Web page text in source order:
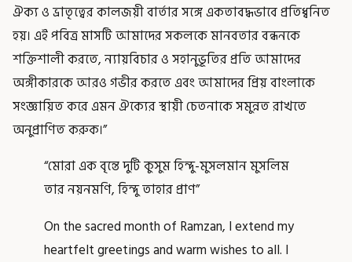
ঐক্য ও ভ্রাতৃত্বের কালজয়ী বার্তার সঙ্গে একতাবদ্ধভাবে প্রতিধ্বনিত
হয়। এই পবিত্র মাসটি আমাদের সকলকে মানবতার বন্ধনকে
শক্তিশালী করতে, ন্যায়বিচার ও সহানুভূতির প্রতি আমাদের
অঙ্গীকারকে আরও গভীর করতে এবং আমাদের প্রিয় বাংলাকে
সংজ্ঞায়িত করে এমন ঐক্যের স্থায়ী চেতনাকে সমুন্নত রাখতে
অনুপ্রাণিত করুক।”
“মোরা এক বৃন্তে দুটি কুসুম হিন্দু-মুসলমান মুসলিম
তার নয়নমণি, হিন্দু তাহার প্রাণ”
On the sacred month of Ramzan, I extend my
heartfelt greetings and warm wishes to all. I